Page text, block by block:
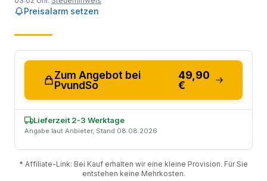
Preisalarm setzen
Zum Angebot bei
PvundSo
49,90
€
Lieferzeit 2-3 Werktage
Angabe laut Anbieter, Stand 08.08.2026
* Affiliate-Link: Bei Kauf erhalten wir eine kleine Provision. Für Sie
entstehen keine Mehrkosten.